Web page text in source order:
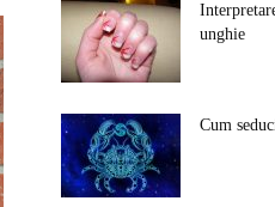
unghie
Cum